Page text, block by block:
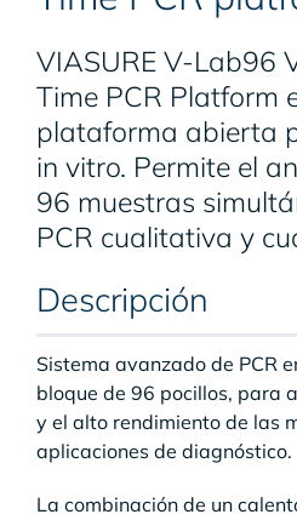
VIASURE V-Lab96
Time PCR Platform
plataforma abierta
in vitro. Permite el
96 muestras
PCR cualitativa y
Descripción
Sistema avanzado de PCR
bloque de 96 pocillos, para
y el alto rendimiento de las
aplicaciones de diagnóstico.
La combinación de un